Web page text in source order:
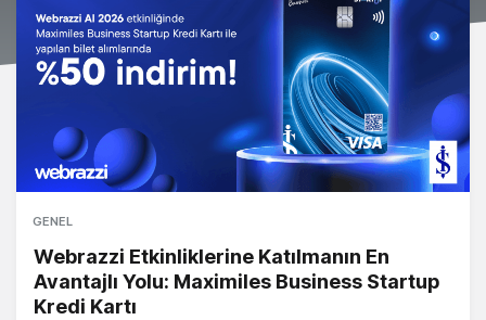
GENEL
Webrazzi Etkinliklerine Katılmanın En
Avantajlı Yolu: Maximiles Business Startup
Kredi Kartı